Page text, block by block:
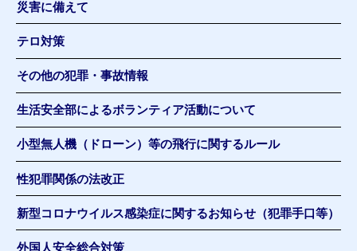
災害に備えて
テロ対策
その他の犯罪・事故情報
生活安全部によるボランティア活動について
小型無人機（ドローン）等の飛行に関するルール
性犯罪関係の法改正
新型コロナウイルス感染症に関するお知らせ（犯罪手口等）
外国人安全総合対策